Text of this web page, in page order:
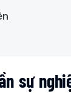
sự